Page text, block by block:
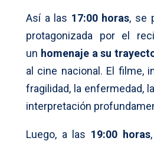
Así a las 17:00 horas, se
protagonizada por el
un homenaje a su
al cine nacional. El filme,
fragilidad, la enfermedad,
interpretación
Luego, a las 19:00 horas